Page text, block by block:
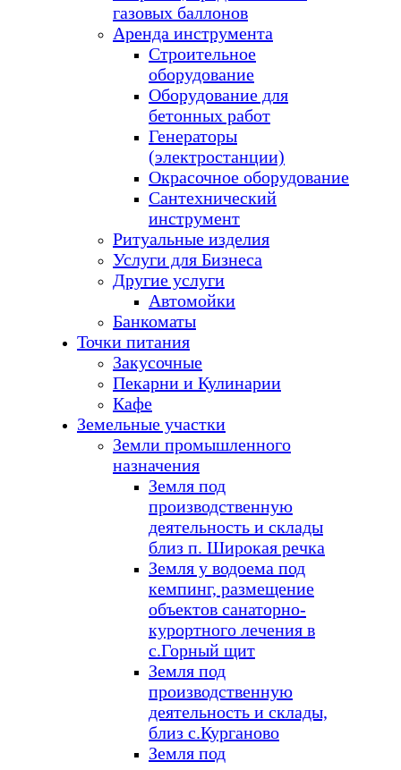
газовых баллонов
Аренда инструмента
Строительное
оборудование
Оборудование для
бетонных работ
Генераторы
(электростанции)
Окрасочное оборудование
Сантехнический
инструмент
Ритуальные изделия
Услуги для Бизнеса
Другие услуги
Автомойки
Банкоматы
Точки питания
Закусочные
Пекарни и Кулинарии
Кафе
Земельные участки
Земли промышленного
назначения
Земля под
производственную
деятельность и склады
близ п. Широкая речка
Земля у водоема под
кемпинг, размещение
объектов санаторно-
курортного лечения в
с.Горный щит
Земля под
производственную
деятельность и склады,
близ с.Курганово
Земля под